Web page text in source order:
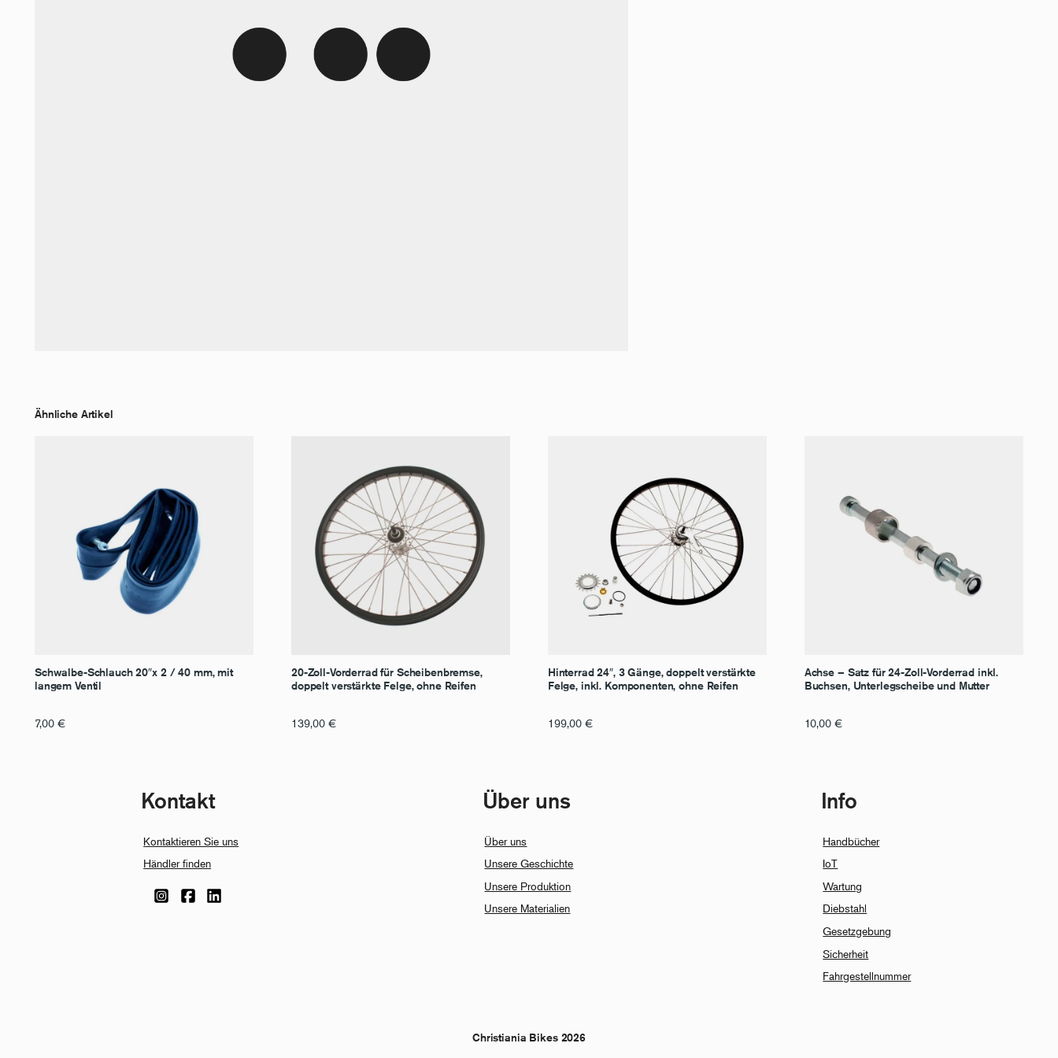
Ähnliche Artikel
Schwalbe-Schlauch 20″x 2 / 40 mm, mit
langem Ventil
7,00 €
20-Zoll-Vorderrad für Scheibenbremse,
doppelt verstärkte Felge, ohne Reifen
139,00 €
Hinterrad 24″, 3 Gänge, doppelt verstärkte
Felge, inkl. Komponenten, ohne Reifen
199,00 €
Achse – Satz für 24-Zoll-Vorderrad inkl.
Buchsen, Unterlegscheibe und Mutter
10,00 €
Kontakt
Kontaktieren Sie uns
Händler finden
Über uns
Über uns
Unsere Geschichte
Unsere Produktion
Unsere Materialien
Info
Handbücher
IoT
Wartung
Diebstahl
Gesetzgebung
Sicherheit
Fahrgestellnummer
Christiania Bikes 2026